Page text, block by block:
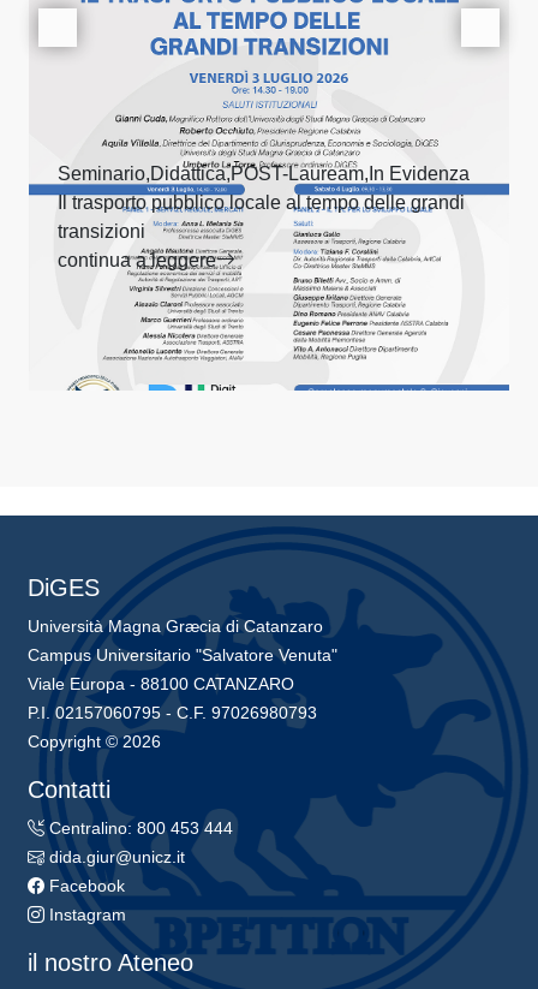
Seminario,Didattica,POST-Lauream,In Evidenza
Il trasporto pubblico locale al tempo delle grandi
transizioni
continua a leggere
DiGES
Università Magna Græcia di Catanzaro
Campus Universitario "Salvatore Venuta"
Viale Europa - 88100 CATANZARO
P.I. 02157060795 - C.F. 97026980793
Copyright © 2026
Contatti
Centralino: 800 453 444
dida.giur@unicz.it
Facebook
Instagram
il nostro Ateneo